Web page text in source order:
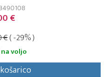
€
€( -29% )
voljo